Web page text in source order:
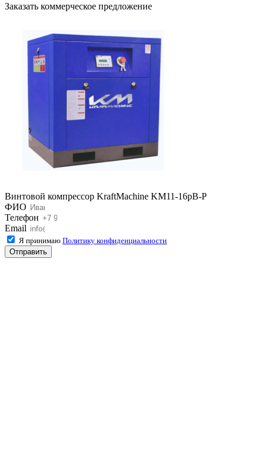
Заказать коммерческое предложение
Винтовой компрессор KraftMachine KM11-16рВ-Р
ФИО
Телефон
Email
Я принимаю Политику конфиденциальности
Отправить